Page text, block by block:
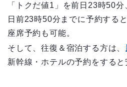
「トクだ値1」を前日23時50
日前23時50分までに予約する
座席予約も可能。
そして、往復＆宿泊する方は、
新幹線・ホテルの予約をすると